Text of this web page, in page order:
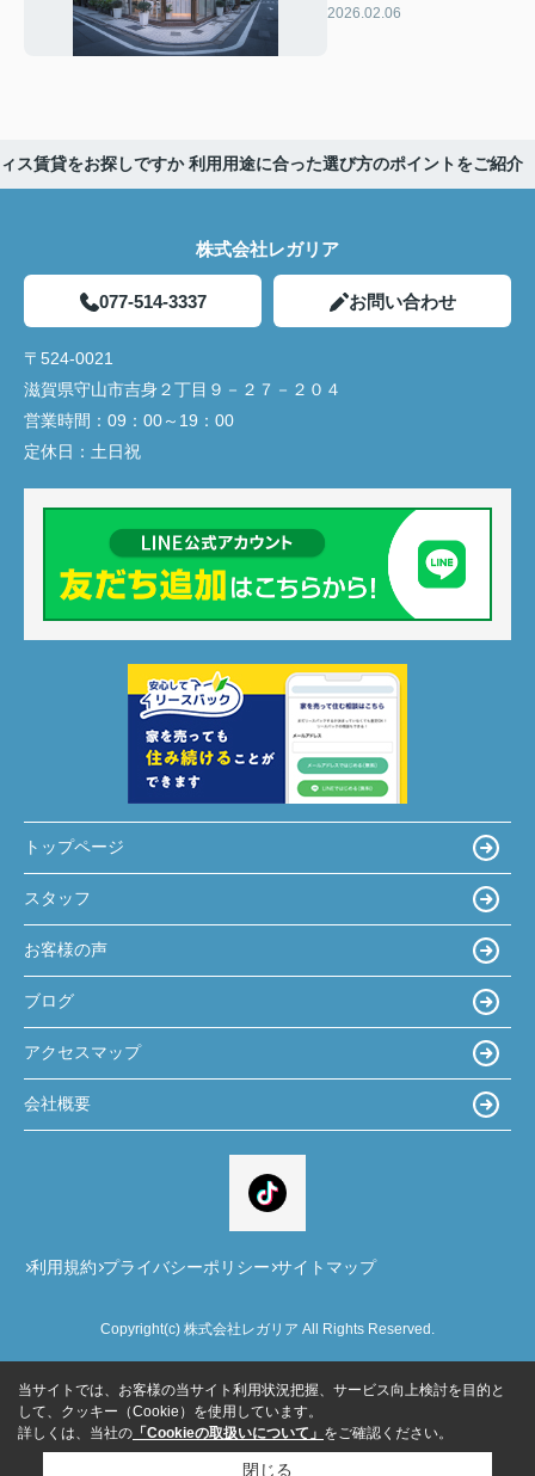
せんか 滋賀の物件探し
2026.02.06
ス賃貸をお探しですか 利用用途に合った選び方のポイントをご紹介
株式会社レガリア
077-514-3337 お問い合わせ
〒524-0021
滋賀県守山市吉身２丁目９－２７－２０４
営業時間： 09：00～19：00
定休日： 土日祝
トップページ
スタッフ
お客様の声
ブログ
アクセスマップ
会社概要
利用規約 プライバシーポリシー サイトマップ
Copyright(c) 株式会社レガリア All Rights Reserved.
当サイトでは、お客様の当サイト利用状況把握、サービス向上検討を目的と
して、クッキー（Cookie）を使用しています。
詳しくは、当社の 「Cookieの取扱いについて」 をご確認ください。
閉じる